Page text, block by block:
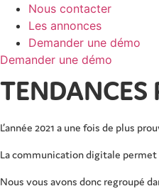
Nous contacter
Les annonces
Demander une démo
Demander une démo
TENDANCES
L’année 2021 a une fois de plus
La communication digitale
Nous vous avons donc regroupé